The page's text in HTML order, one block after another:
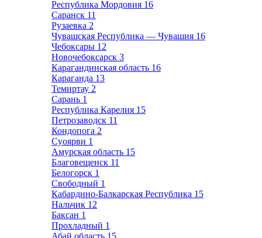
Республика Мордовия 16
Саранск 11
Рузаевка 2
Чувашская Республика — Чувашия 16
Чебоксары 12
Новочебоксарск 3
Карагандинская область 16
Караганда 13
Темиртау 2
Сарань 1
Республика Карелия 15
Петрозаводск 11
Кондопога 2
Суоярви 1
Амурская область 15
Благовещенск 11
Белогорск 1
Свободный 1
Кабардино-Балкарская Республика 15
Нальчик 12
Баксан 1
Прохладный 1
Абай область 15